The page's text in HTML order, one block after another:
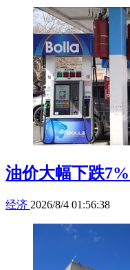
油价大幅下跌
经济 2026/8/4 01:56:38